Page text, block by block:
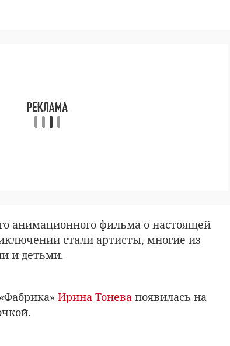
анимационного фильма о настоящей
стали артисты, многие из
и детьми.
Ирина Тонева появилась на